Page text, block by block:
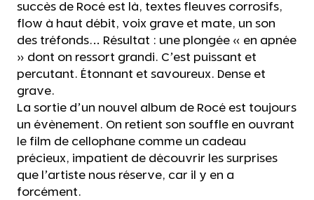
succès de Rocé est là, textes fleuves corrosifs,
flow à haut débit, voix grave et mate, un son
des tréfonds… Résultat : une plongée « en apnée
» dont on ressort grandi. C’est puissant et
percutant. Étonnant et savoureux. Dense et
grave.
La sortie d’un nouvel album de Rocé est toujours
un évènement. On retient son souffle en ouvrant
le film de cellophane comme un cadeau
précieux, impatient de découvrir les surprises
que l’artiste nous réserve, car il y en a
forcément.